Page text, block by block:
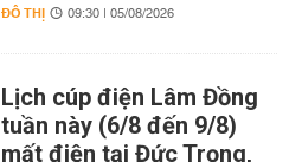
ĐÔ THỊ 09:30 | 05/08/2026
Lịch cúp điện Lâm Đồng
tuần này (6/8 đến 9/8)
mất điện tại Đức Trọng,